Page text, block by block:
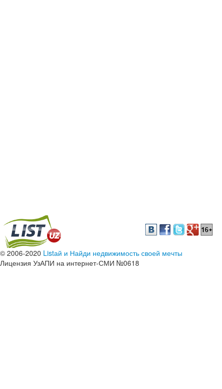
© 2006-2020 Listай и Найди недвижимость своей мечты
Лицензия УзАПИ на интернет-СМИ №0618